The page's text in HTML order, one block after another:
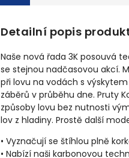
Detailní popis
Naše nová řada 3K posouvá
se stejnou nadčasovou akcí.
při lovu na vodách s
záběrů v průběhu dne. Pruty
způsoby lovu bez nutnosti
lov z hladiny. Prostě další
• Vyznačují se štíhlou plně
• Nabízí naši karbonovou